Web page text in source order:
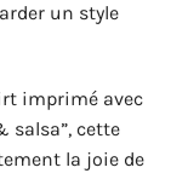
un style
imprimé avec
salsa”, cette
la joie de